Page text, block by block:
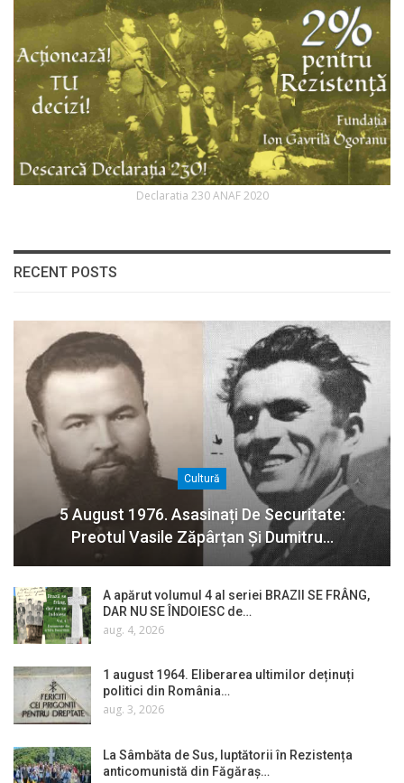
Declaratia 230 ANAF 2020
RECENT POSTS
Cultură
5 August 1976. Asasinați De Securitate:
Preotul Vasile Zăpârțan Și Dumitru…
A apărut volumul 4 al seriei BRAZII SE FRÂNG,
DAR NU SE ÎNDOIESC de…
aug. 4, 2026
1 august 1964. Eliberarea ultimilor deținuți
politici din România…
aug. 3, 2026
La Sâmbăta de Sus, luptătorii în Rezistența
anticomunistă din Făgăraș…